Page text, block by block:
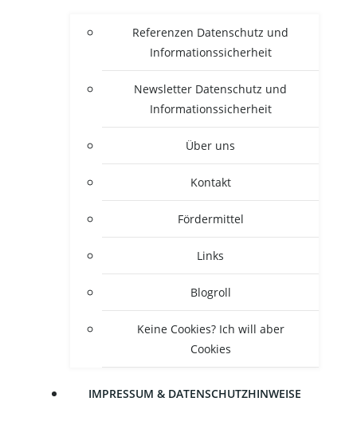
Refe­ren­zen Daten­schutz und
Informationssicherheit
News­let­ter Daten­schutz und
Informationssicherheit
Über uns
Kon­takt
För­der­mit­tel
Links
Blogroll
Kei­ne Coo­kies? Ich will aber
Cookies
IMPRES­SUM & DATENSCHUTZHINWEISE